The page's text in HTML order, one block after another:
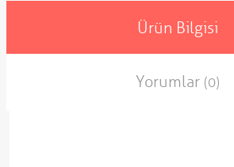
Ürün Bilgisi
Yorumlar (0)